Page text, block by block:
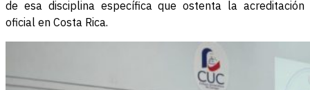
de esa disciplina específica que ostenta la acreditación
oficial en Costa Rica.